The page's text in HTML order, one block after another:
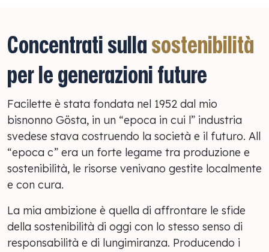
Concentrati sulla sostenibilità
per le generazioni future
Facilette è stata fondata nel 1952 dal mio
bisnonno Gösta, in un “epoca in cui l” industria
svedese stava costruendo la società e il futuro. All
“epoca c” era un forte legame tra produzione e
sostenibilità, le risorse venivano gestite localmente
e con cura.
La mia ambizione è quella di affrontare le sfide
della sostenibilità di oggi con lo stesso senso di
responsabilità e di lungimiranza. Producendo i